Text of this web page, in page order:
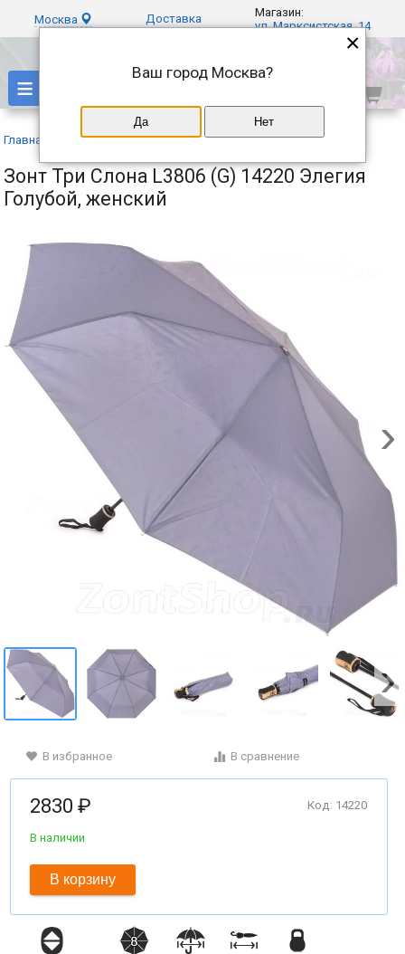
Москва Доставка
Магазин:
ул. Марксистская, 14
≡
Главная Каталог» Три слона»
Зонт Три Слона L3806 (G) 14220 Элегия
Голубой, женский
В избранное В сравнение
Код: 14220
2830 ₽
В наличии
В корзину
×
Ваш город Москва?
Да Нет